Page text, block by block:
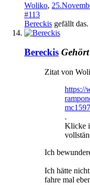
Woliko,
#113
Bereckis gefällt das.
Bereckis
Zitat von
https://
.
Klicke
Ich
Ich hätte
fahre mal